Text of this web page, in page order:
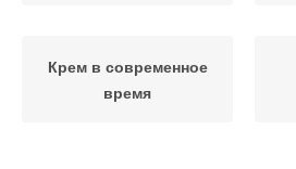
Крем в современное
время